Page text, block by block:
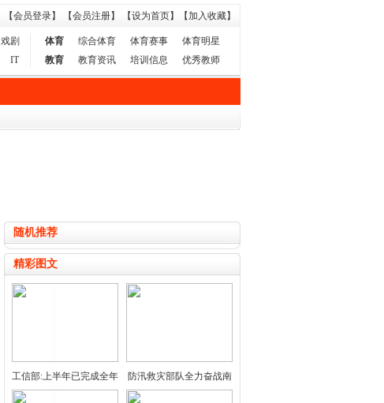
【会员登录】 【会员注册】 【设为首页】 【加入收藏】
戏剧
IT
体育 综合体育 体育赛事
体育明星
教育
教育资讯 培训信息 优秀教师
随机推荐
精彩图文
工信部:上半年已完成全年
防汛救灾部队全力奋战南
北